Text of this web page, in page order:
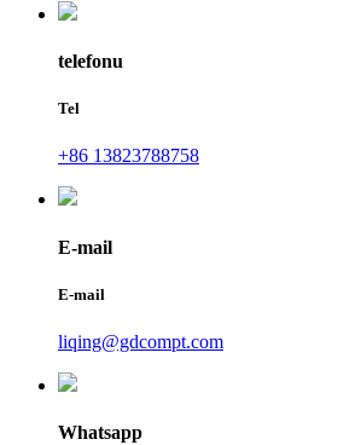
telefonu
Tel
+86 13823788758
E-mail
E-mail
liqing@gdcompt.com
Whatsapp